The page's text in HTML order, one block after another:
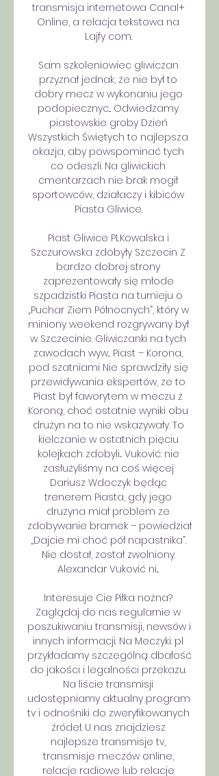
transmisja internetowa Canal+
Online, a relacja tekstowa na
Lajfy com.
Sam szkoleniowiec gliwiczan
przyznał jednak, że nie był to
dobry mecz w wykonaniu jego
podopiecznyc... Odwiedzamy
piastowskie groby Dzień
Wszystkich Świętych to najlepsza
okazja, aby powspominać tych
co odeszli. Na gliwickich
cmentarzach nie brak mogił
sportowców, działaczy i kibiców
Piasta Gliwice.
Piast Gliwice PLKowalska i
Szczurowska zdobyły Szczecin Z
bardzo dobrej strony
zaprezentowały się młode
szpadzistki Piasta na turnieju o
„Puchar Ziem Północnych”, który w
miniony weekend rozgrywany był
w Szczecinie. Gliwiczanki na tych
zawodach wyw... Piast – Korona,
pod szatniami Nie sprawdziły się
przewidywania ekspertów, ze to
Piast był faworytem w meczu z
Koroną, choć ostatnie wyniki obu
drużyn na to nie wskazywały. To
kielczanie w ostatnich pięciu
kolejkach zdobyli... Vuković: nie
zasłużyliśmy na coś więcej
Dariusz Wdoczyk będąc
trenerem Piasta, gdy jego
drużyna miał problem ze
zdobywanie bramek – powiedział
„Dajcie mi choć pół napastnika”.
Nie dostał, został zwolniony.
Alexandar Vuković ni...
Interesuje Cie Piłka nożna?
Zaglądaj do nas regularnie w
poszukiwaniu transmisji, newsów i
innych informacji. Na Meczyki. pl
przykładamy szczególną dbałość
do jakości i legalności przekazu.
Na liście transmisji
udostępniamy aktualny program
tv i odnośniki do zweryfikowanych
źródeł. U nas znajdziesz
najlepsze transmisje tv,
transmisje meczów online,
relacje radiowe lub relacje